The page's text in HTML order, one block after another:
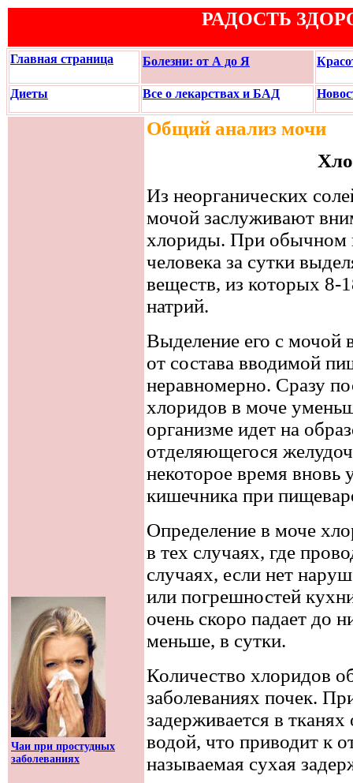
РАДОСТЬ
Главная страница Болезни: от А до Я
Диеты Все о лекарствах и БАД
Чаи при простудных
заболеваниях
Общий анализ мочи
Из неорганических
мочой заслуживают
хлориды. При обычном
человека за сутки
веществ, из которых 8-
натрий.
Выделение его с мочой
от состава вводимой
неравномерно. Сразу
хлоридов в моче
организме идет на
отделяющегося
некоторое время вновь
кишечника при
Определение в моче
в тех случаях, где
случаях, если нет
или погрешностей
очень скоро падает до
меньше, в сутки.
Количество хлоридов
заболеваниях почек.
задерживается в
водой, что приводит к
называемая сухая